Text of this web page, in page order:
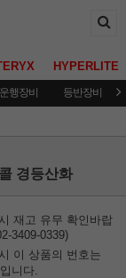
HYPERLITE
행장비 등반장비
경등산화
재고 유무 확인바랍
3409-0339)
이 상품의 번호는
입니다.